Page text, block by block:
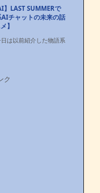
】LAST SUMMERで
チャットの未来の話
】
は以前紹介した物語系
ク